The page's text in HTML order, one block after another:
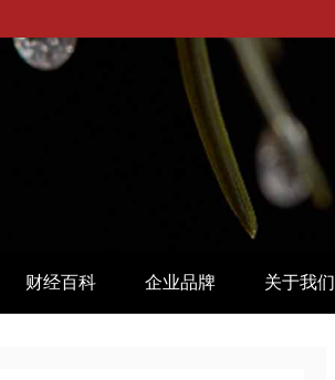
财经百科 企业品牌 关于我们